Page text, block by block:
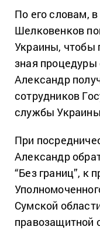
По его словам,
Шелковенков
Украины, чтобы
зная
Александр
сотрудников
службы
При
Александр
“Без границ”, к
Сумской
правозащитной